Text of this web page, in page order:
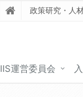
政策研究・人
IIS運営委員会